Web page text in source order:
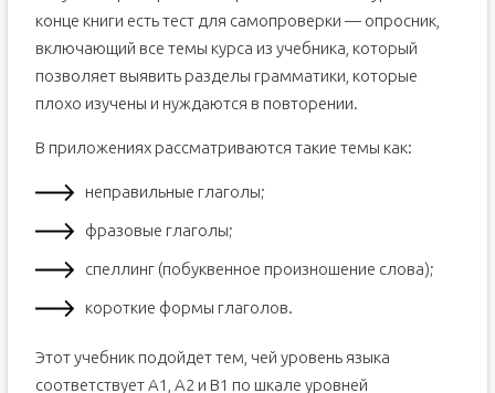
конце книги есть тест для самопроверки — опросник,
включающий все темы курса из учебника, который
позволяет выявить разделы грамматики, которые
плохо изучены и нуждаются в повторении.
В приложениях рассматриваются такие темы как:
неправильные глаголы;
фразовые глаголы;
спеллинг (побуквенное произношение слова);
короткие формы глаголов.
Этот учебник подойдет тем, чей уровень языка
соответствует А1, А2 и В1 по шкале уровней